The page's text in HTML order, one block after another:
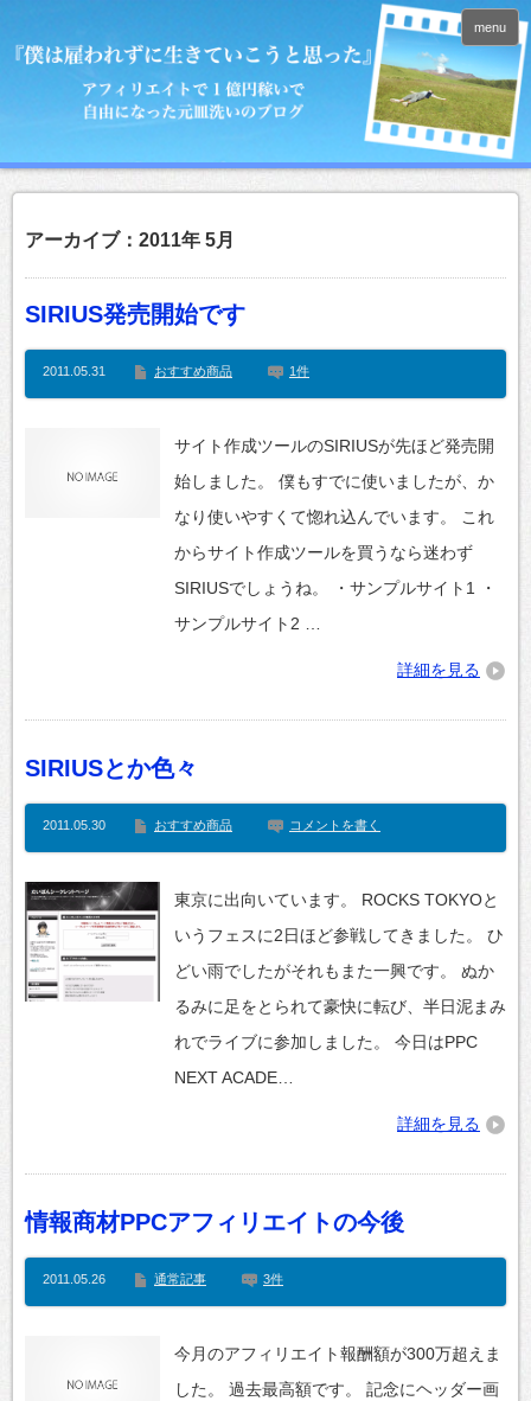
menu
アーカイブ：2011年 5月
SIRIUS発売開始です
2011.05.31 おすすめ商品 1件
サイト作成ツールのSIRIUSが先ほど発売開
始しました。 僕もすでに使いましたが、か
なり使いやすくて惚れ込んでいます。 これ
からサイト作成ツールを買うなら迷わず
SIRIUSでしょうね。 ・サンプルサイト1 ・
サンプルサイト2 …
詳細を見る
SIRIUSとか色々
2011.05.30 おすすめ商品 コメントを書く
東京に出向いています。 ROCKS TOKYOと
いうフェスに2日ほど参戦してきました。 ひ
どい雨でしたがそれもまた一興です。 ぬか
るみに足をとられて豪快に転び、半日泥まみ
れでライブに参加しました。 今日はPPC
NEXT ACADE…
詳細を見る
情報商材PPCアフィリエイトの今後
2011.05.26 通常記事 3件
今月のアフィリエイト報酬額が300万超えま
した。 過去最高額です。 記念にヘッダー画